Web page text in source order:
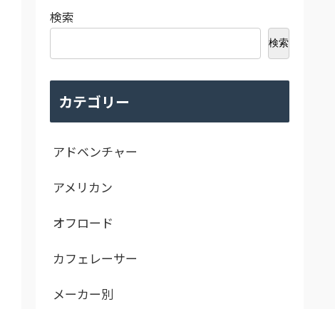
検索
検索
カテゴリー
アドベンチャー
アメリカン
オフロード
カフェレーサー
メーカー別